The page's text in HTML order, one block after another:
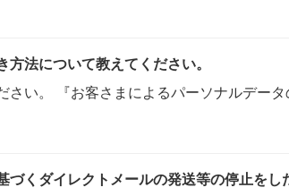
方法について教えてください。
い。 『お客さまによるパーソナルデータ
くダイレクトメールの発送等の停止をし